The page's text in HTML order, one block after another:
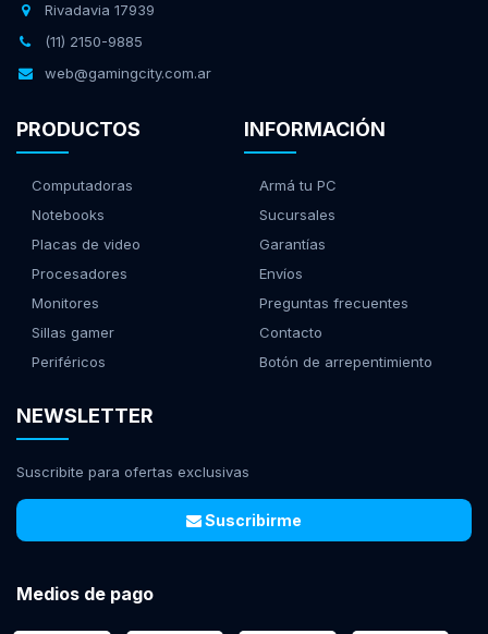
Rivadavia 17939
(11) 2150-9885
web@gamingcity.com.ar
PRODUCTOS
Computadoras
Notebooks
Placas de video
Procesadores
Monitores
Sillas gamer
Periféricos
INFORMACIÓN
Armá tu PC
Sucursales
Garantías
Envíos
Preguntas frecuentes
Contacto
Botón de arrepentimiento
NEWSLETTER
Suscribite para ofertas exclusivas
Suscribirme
Medios de pago